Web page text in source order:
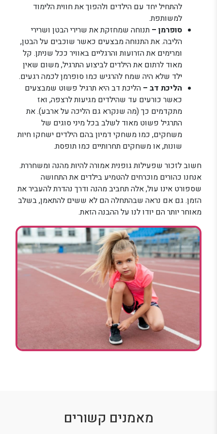
להתחיל יחד עם הילדים ולהפוך את חווית הלימוד
למשותפת.
סופרמן – תנוחה שמחזקת את שרירי הבטן ושרירי
הליבה. את התנוחה מבצעים כאשר שוכבים על הבטן,
ומרימים את הזרועות והרגליים באוויר ככל שניתן. קל
מאוד לרתום את הילדים לביצוע התרגיל, משום שאין
ילד שלא היה שמח להרגיש כמו סופרמן לכמה רגעים.
הליכת דב – הליכת דב היא תרגיל פשוט שמבצעים
כאשר כורעים עד שהילדים מגיעות לרצפה, ואז
מתקדמים כך (מה שנקרא גם הליכה על ארבע). את
התרגיל פשוט מאוד לשלב בכל מיני סוגים של
משחקים, כמו משחקי דמיון בהם הילדים ישחקו חיות
שונות, או משחקים תחרותיים כמו תופסת.
חשוב לזכור שפעילות גופנית אמורה להיות מהנה ומשחררת.
אנחנו כהורים מוכרחים להטמיע בילדים את התחושה
שספורט אינו עול, אלה תחביב מהנה ודרך נהדרת להעביר את
הזמן. גם אם נראה שבהתחלה הם לא ששים להתאמן, בשלב
מאוחר יותר הם יודו לנו על ההבנה הזאת.
מאמנים קשורים